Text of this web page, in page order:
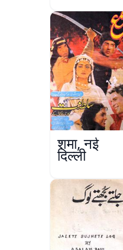
(Jang-e-
Azadi)
शमा, नई
दिल्ली